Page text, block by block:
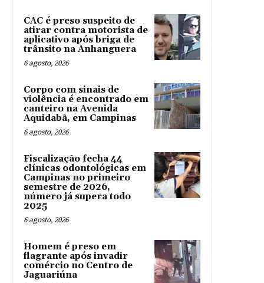
CAC é preso suspeito de
atirar contra motorista de
aplicativo após briga de
trânsito na Anhanguera
6 agosto, 2026
Corpo com sinais de
violência é encontrado em
canteiro na Avenida
Aquidabã, em Campinas
6 agosto, 2026
Fiscalização fecha 44
clínicas odontológicas em
Campinas no primeiro
semestre de 2026,
número já supera todo
2025
6 agosto, 2026
Homem é preso em
flagrante após invadir
comércio no Centro de
Jaguariúna